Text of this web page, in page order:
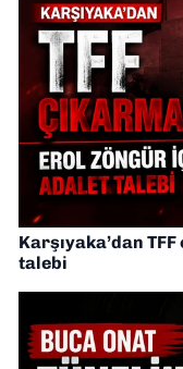
Karşıyaka’dan
talebi